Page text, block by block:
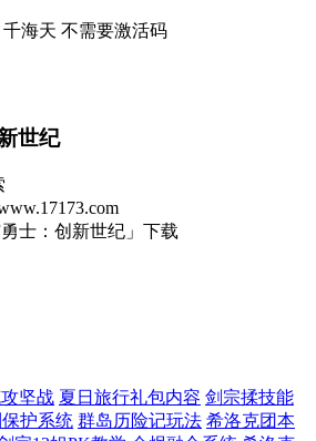
千海天 不需要激活码
世纪
士：创新世纪」 下载
坚战 夏日旅行礼包内容 剑宗揉技能
护系统 群岛历险记玩法 希洛克团本